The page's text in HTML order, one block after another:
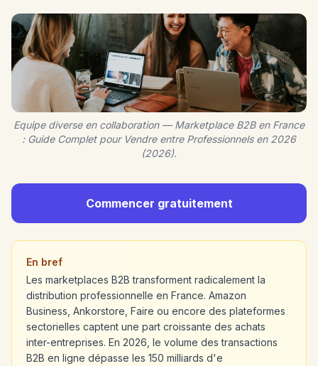
Equipe diverse en collaboration — Marketplace B2B en France
: Guide Complet pour Vendre entre Professionnels en 2026
(2026).
Commencer gratuitement
En bref
Les marketplaces B2B transforment radicalement la
distribution professionnelle en France. Amazon
Business, Ankorstore, Faire ou encore des plateformes
sectorielles captent une part croissante des achats
inter-entreprises. En 2026, le volume des transactions
B2B en ligne dépasse les 150 milliards d'e